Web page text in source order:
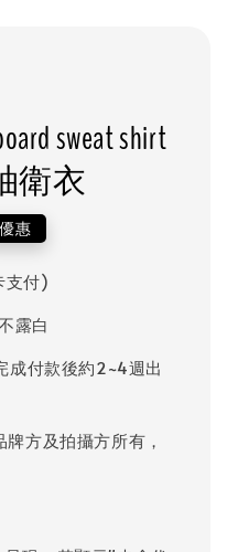
sweat shirt
衛衣
優惠
支付)
露白
成付款後約2~4週出
方及拍攝方所有，